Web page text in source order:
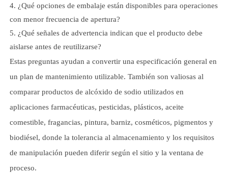
¿Qué opciones de embalaje están disponibles para operaciones
con menor frecuencia de apertura?
¿Qué señales de advertencia indican que el producto debe
aislarse antes de reutilizarse?
Estas preguntas ayudan a convertir una especificación general en
un plan de mantenimiento utilizable. También son valiosas al
comparar productos de alcóxido de sodio utilizados en
aplicaciones farmacéuticas, pesticidas, plásticos, aceite
comestible, fragancias, pintura, barniz, cosméticos, pigmentos y
biodiésel, donde la tolerancia al almacenamiento y los requisitos
de manipulación pueden diferir según el sitio y la ventana de
proceso.